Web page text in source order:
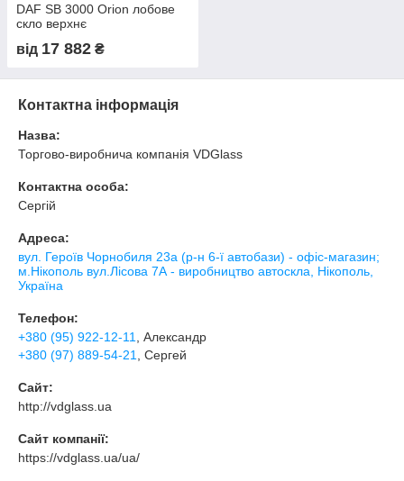
DAF SB 3000 Orion лобове
скло верхнє
від 17 882 ₴
Контактна інформація
Назва:
Торгово-виробнича компанія VDGlass
Контактна особа:
Сергій
Адреса:
вул. Героїв Чорнобиля 23а (р-н 6-ї автобази) - офіс-магазин;
м.Нікополь вул.Лісова 7А - виробництво автоскла, Нікополь,
Україна
Телефон:
+380 (95) 922-12-11
, Александр
+380 (97) 889-54-21
, Сергей
Сайт:
http://vdglass.ua
Сайт компанії:
https://vdglass.ua/ua/